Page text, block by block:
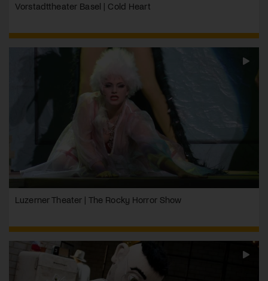
Vorstadttheater Basel | Cold Heart
Luzerner Theater | The Rocky Horror Show